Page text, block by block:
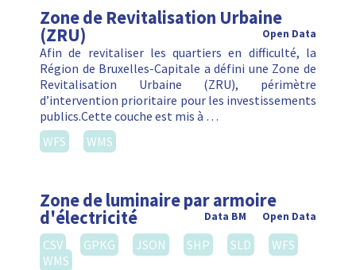
Zone de Revitalisation Urbaine
(ZRU) Open Data
Afin de revitaliser les quartiers en difficulté, la
Région de Bruxelles-Capitale a défini une Zone de
Revitalisation Urbaine (ZRU), périmètre
d’intervention prioritaire pour les investissements
publics.Cette couche est mis à …
WFS
WMS
Zone de luminaire par armoire
d'électricité Open Data
Data BM
CSV GPKG JSON SHP SLD
WFS
WMS